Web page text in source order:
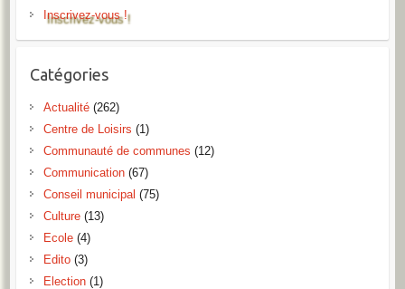
Inscrivez-vous !
Catégories
Actualité(262)
Centre de Loisirs (1)
Communauté de communes (12)
Communication(67)
Conseil municipal (75)
Culture(13)
Ecole(4)
Edito(3)
Election(1)